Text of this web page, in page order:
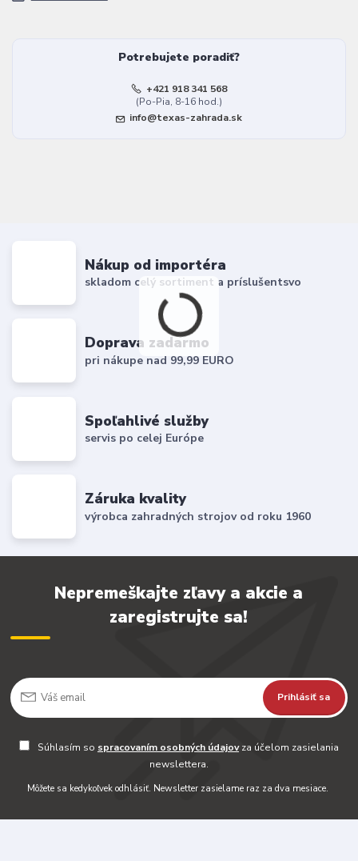
Potrebujete poradiť?
+421 918 341 568
(Po-Pia, 8-16 hod.)
info@texas-zahrada.sk
Nákup od importéra
skladom celý sortiment a príslušentsvo
Doprava zadarmo
pri nákupe nad 99,99 EURO
Spoľahlivé služby
servis po celej Európe
Záruka kvality
výrobca zahradných strojov od roku 1960
Nepremeškajte zľavy a akcie a
zaregistrujte sa!
Prihlásiť sa
Súhlasím so spracovaním osobných údajovza účelom zasielania
newslettera.
Môžete sa kedykoľvek odhlásiť. Newsletter zasielame raz za dva mesiace.